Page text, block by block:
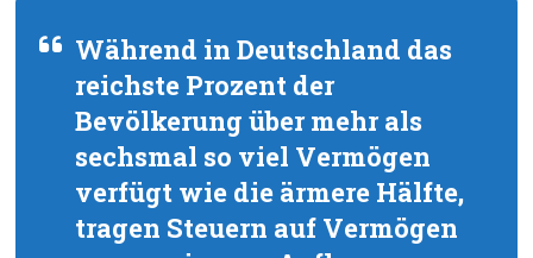
Während in Deutschland das
reichste Prozent der
Bevölkerung über mehr als
sechsmal so viel Vermögen
verfügt wie die ärmere Hälfte,
tragen Steuern auf Vermögen